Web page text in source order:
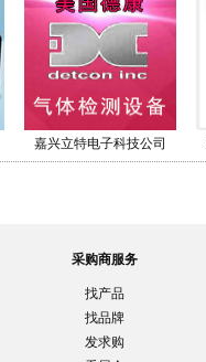
嘉兴立特电子科技公司
采购商服务
找产品
找品牌
发求购